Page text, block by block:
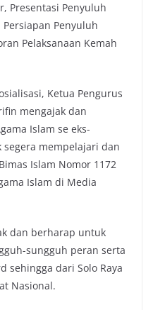
Presentasi Penyuluh
Penyuluh
Pelaksanaan Kemah
Ketua Pengurus
mengajak dan
Islam se eks-
mempelajari dan
Islam Nomor 1172
Islam di Media
dan berharap untuk
sungguh peran serta
sehingga dari Solo Raya
Nasional.